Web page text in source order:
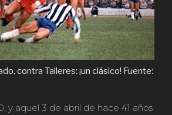
contra Talleres: ¡un clásico! Fuente:
y aquel 3 de abril de hace 41 años